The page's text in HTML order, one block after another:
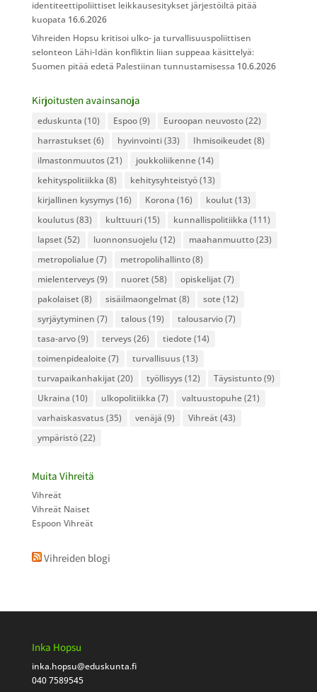
identiteettipoliittiset leikkausesitykset järjestöiltä pitää
kuopata 16.6.2026
Vihreiden Hopsu kritisoi ulko- ja turvallisuuspoliittisen
selonteon Lähi-Idän konfliktin liian suppeaa käsittelyä:
Suomen pitää edetä Palestiinan tunnustamisessa 10.6.2026
Kirjoitusten avainsanoja
eduskunta (10) Espoo(9) Euroopan neuvosto(22)
harrastukset (6) hyvinvointi(33) Ihmisoikeudet (8)
ilmastonmuutos(21) joukkoliikenne(14)
kehityspolitiikka (8) kehitysyhteistyö(13)
kirjallinen kysymys(16) Korona (16) koulut (13)
koulutus(83) kulttuuri(15) kunnallispolitiikka (111)
lapset (52) luonnonsuojelu (12) maahanmuutto(23)
metropolialue(7) metropolihallinto(8)
mielenterveys(9) nuoret (58) opiskelijat (7)
pakolaiset (8) sisäilmaongelmat (8) sote(12)
syrjäytyminen (7) talous(19) talousarvio(7)
tasa-arvo(9) terveys(26) tiedote(14)
toimenpidealoite(7) turvallisuus(13)
turvapaikanhakijat (20) työllisyys(12) Täysistunto(9)
Ukraina (10) ulkopolitiikka (7) valtuustopuhe(21)
varhaiskasvatus(35) venäjä (9) Vihreät (43)
ympäristö(22)
Muita Vihreitä
Vihreät
Vihreät Naiset
Espoon Vihreät
Vihreiden blogi
Inka Hopsu
inka.hopsu@eduskunta.fi
040 7589545